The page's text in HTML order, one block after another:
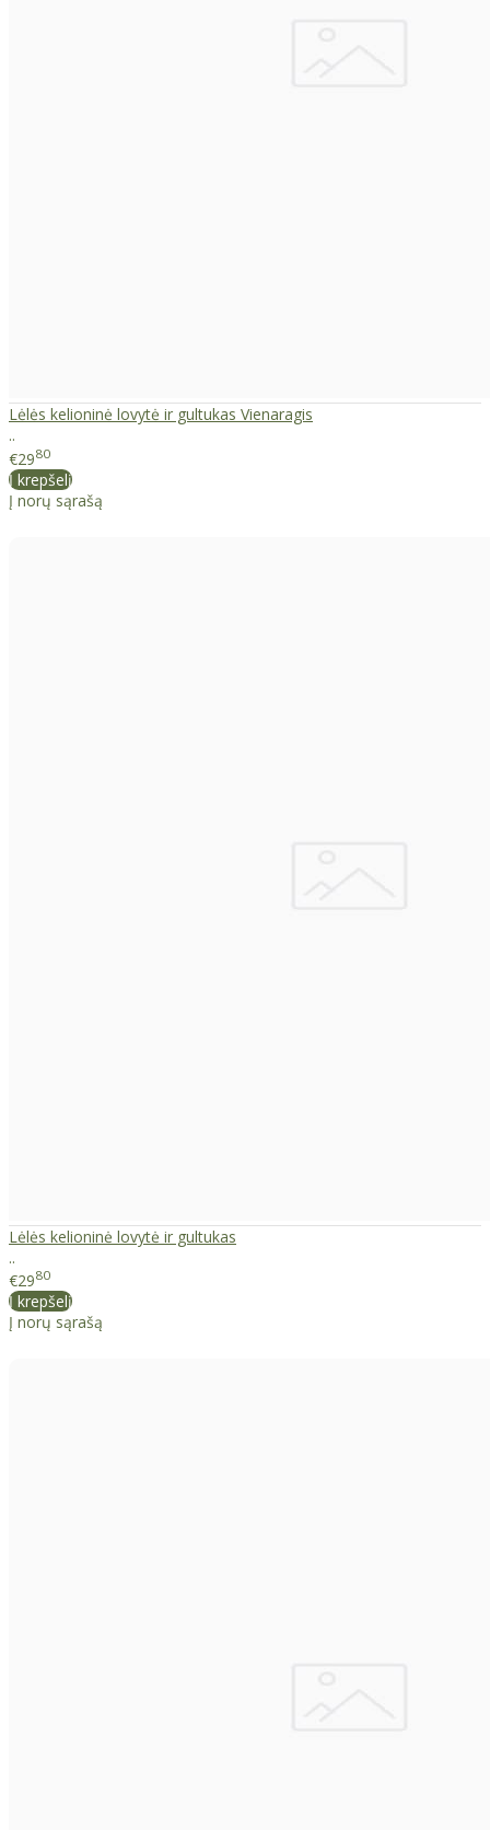
Lėlės kelioninė lovytė ir gultukas Vienaragis
..
€2980
Į krepšelį
Į norų sąrašą
Lėlės kelioninė lovytė ir gultukas
..
€2980
Į krepšelį
Į norų sąrašą